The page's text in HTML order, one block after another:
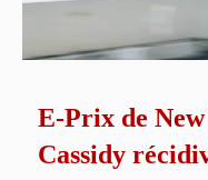
E-Prix de
Cassidy